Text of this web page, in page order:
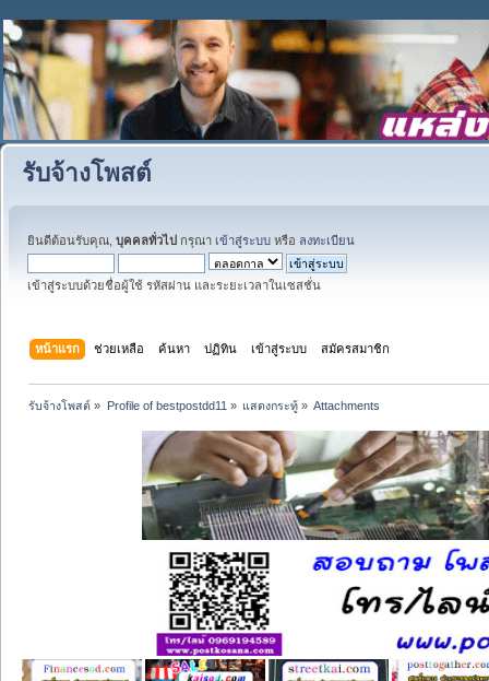
รับจ้างโพสต์
ยินดีต้อนรับคุณ, บุคคลทั่วไป กรุณา เข้าสู่ระบบ หรือ ลงทะเบียน
เข้าสู่ระบบด้วยชื่อผู้ใช้ รหัสผ่าน และระยะเวลาในเซสชั่น
หน้าแรก ช่วยเหลือ ค้นหา ปฏิทิน เข้าสู่ระบบ สมัครสมาชิก
รับจ้างโพสต์ » Profile of bestpostdd11 » แสดงกระทู้» Attachments